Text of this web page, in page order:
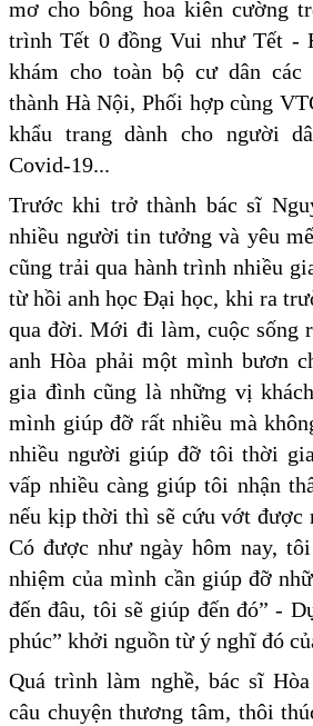
mơ cho bông hoa kiên cường
trình Tết 0 đồng Vui như Tết -
khám cho toàn bộ cư dân các
thành Hà Nội, Phối hợp cùng
khẩu trang dành cho người
Covid-19...
Trước khi trở thành bác sĩ
nhiều người tin tưởng và yêu
cũng trải qua hành trình nhiều
từ hồi anh học Đại học, khi ra
qua đời. Mới đi làm, cuộc sống
anh Hòa phải một mình bươn
gia đình cũng là những vị
mình giúp đỡ rất nhiều mà
nhiều người giúp đỡ tôi thời
vấp nhiều càng giúp tôi nhận
nếu kịp thời thì sẽ cứu vớt được
Có được như ngày hôm nay,
nhiệm của mình cần giúp đỡ
đến đâu, tôi sẽ giúp đến đó” -
phúc” khởi nguồn từ ý nghĩ đó
Quá trình làm nghề, bác sĩ
câu chuyện thương tâm, thôi